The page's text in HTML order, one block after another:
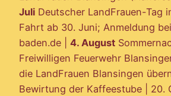
Juli Deutscher LandFrauen-Tag
Fahrt ab 30. Juni; Anmeldung
baden.de | 4. August
Freiwilligen Feuerwehr
die LandFrauen Blansingen
Bewirtung der Kaffeestube | 20.